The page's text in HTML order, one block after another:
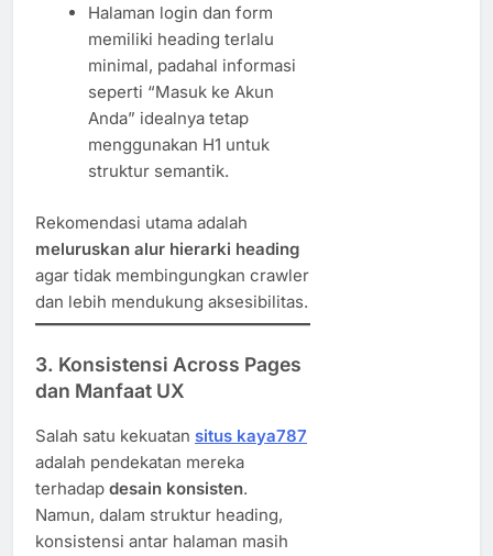
Halaman login dan form
memiliki heading terlalu
minimal, padahal informasi
seperti “Masuk ke Akun
Anda” idealnya tetap
menggunakan H1 untuk
struktur semantik.
Rekomendasi utama adalah
meluruskan alur hierarki heading
agar tidak membingungkan crawler
dan lebih mendukung aksesibilitas.
3. Konsistensi Across Pages
dan Manfaat UX
Salah satu kekuatan situs kaya787
adalah pendekatan mereka
terhadap desain konsisten.
Namun, dalam struktur heading,
konsistensi antar halaman masih